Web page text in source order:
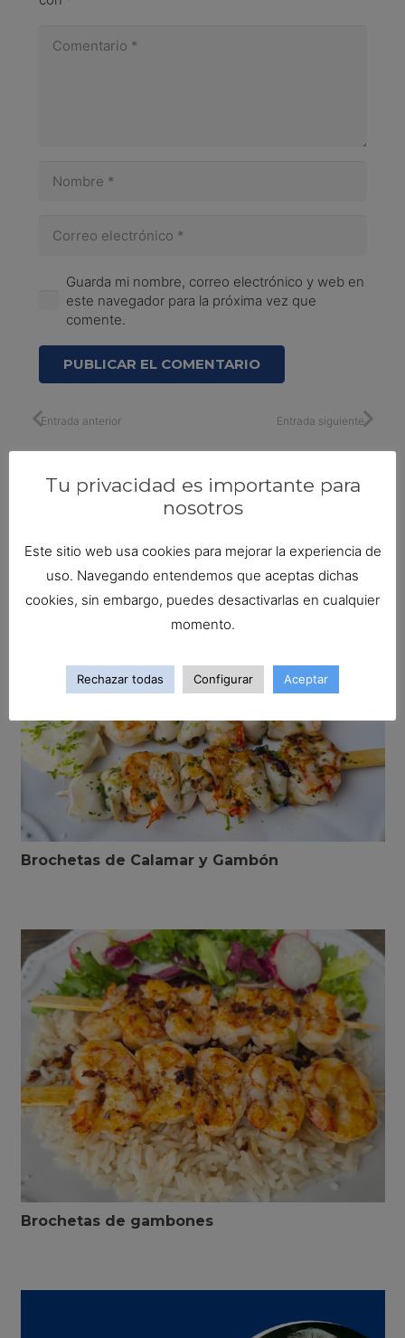
Guarda mi nombre, correo electrónico y web en
este navegador para la próxima vez que
comente.
PUBLICAR EL COMENTARIO
Entrada anterior Entrada siguiente
¿Te ha gustado? Entonces,
seguro que éstas también
Brochetas de Calamar y Gambón
Brochetas de gambones
Tu privacidad es importante para
nosotros
Este sitio web usa cookies para mejorar la experiencia de
uso. Navegando entendemos que aceptas dichas
cookies, sin embargo, puedes desactivarlas en cualquier
momento.
Rechazar todas Configurar Aceptar